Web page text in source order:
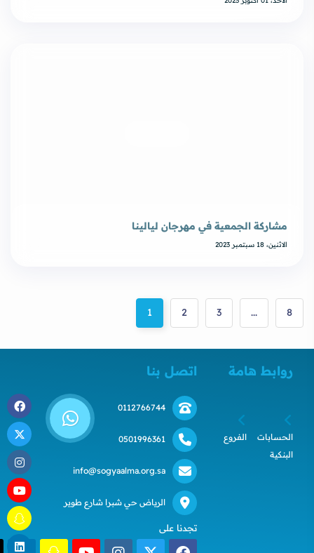
مشاركة الجمعية في مهرجان ليالينا
الاثنين، 18 سبتمبر 2023
1 2 3 ... 8
روابط هامة
الحسابات
البنكية
الفروع
اتصل بنا
0112766744
0501996361
info@sogyaalma.org.sa
الرياض حي شبرا شارع طوير
تجدنا على